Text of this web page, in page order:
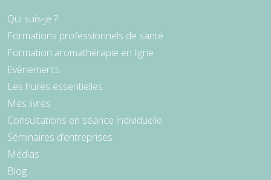
Qui suis-je ?
Formations professionnels de santé
Formation aromathérapie en ligne
Evènements
Les huiles essentielles
Mes livres
Consultations en séance individuelle
Séminaires d’entreprises
Médias
Blog